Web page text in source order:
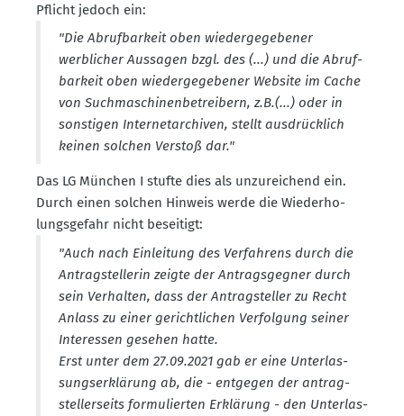
Pflicht jedoch ein:
"Die Abruf­barkeit oben wieder­ge­ge­bener
werblicher Aussagen bzgl. des (...) und die Abruf­
barkeit oben wieder­ge­ge­bener Website im Cache
von Suchma­schi­nen­be­treibern, z.B.(...) oder in
sonstigen Inter­net­ar­chiven, stellt ausdrücklich
keinen solchen Verstoß dar."
Das LG München I stufte dies als unzurei­chend ein.
Durch einen solchen Hinweis werde die Wieder­ho­
lungs­gefahr nicht beseitigt:
"Auch nach Einleitung des Verfahrens durch die
Antrag­stel­lerin zeigte der Antrags­gegner durch
sein Verhalten, dass der Antrag­steller zu Recht
Anlass zu einer gericht­lichen Verfolgung seiner
Inter­essen gesehen hatte.
Erst unter dem 27.09.2021 gab er eine Unter­las­
sungs­er­klärung ab, die - entgegen der antrag­
stel­ler­seits formu­lierten Erklärung - den Unter­las­